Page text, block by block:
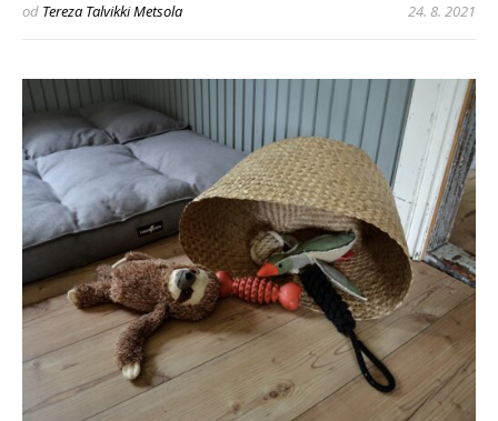
od Tereza Talvikki Metsola 24. 8. 2021